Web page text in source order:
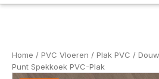
Home / PVC Vloeren / Plak PVC /
Punt Spekkoek PVC-Plak